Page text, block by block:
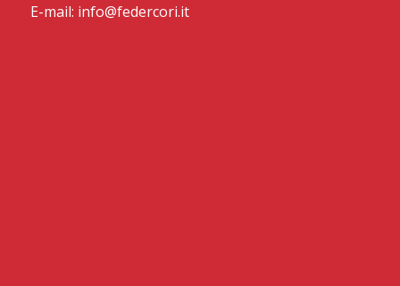
E-mail: info@federcori.it